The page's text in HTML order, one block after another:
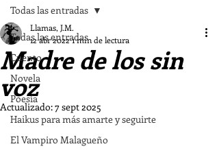
Todas las entradas
Cuento
Novela
Poesía
Haikus para más amarte y seguirte
El Vampiro Malagueño
Todas las entradas
Madre de los sin
voz
Llamas, J.M.
12 abr 20221 min de lectura
Actualizado:7 sept 2025